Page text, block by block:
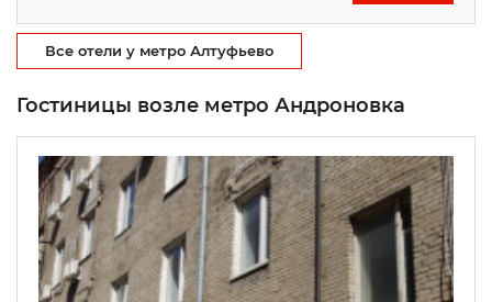
Все отели у метро Алтуфьево
Гостиницы возле метро Андроновка